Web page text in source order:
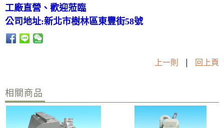
工廠直營、歡迎蒞臨
公司地址:新北市樹林區東豐街58號
上一則 | 回上頁
相關商品